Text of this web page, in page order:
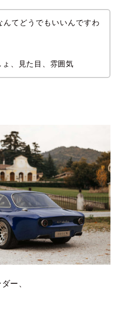
んてどうでもいいんですわ
、見た目、雰囲気
ー、